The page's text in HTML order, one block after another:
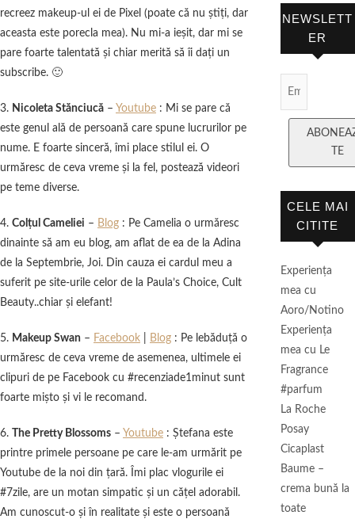
recreez makeup-ul ei de Pixel (poate că nu ştiţi, dar
aceasta este porecla mea). Nu mi-a ieşit, dar mi se
pare foarte talentată şi chiar merită să îi daţi un
subscribe. 🙂
3. Nicoleta Stănciucă – Youtube : Mi se pare că
este genul ală de persoană care spune lucrurilor pe
nume. E foarte sinceră, îmi place stilul ei. O
urmăresc de ceva vreme şi la fel, postează videori
pe teme diverse.
4. Colţul Cameliei – Blog : Pe Camelia o urmăresc
dinainte să am eu blog, am aflat de ea de la Adina
de la Septembrie, Joi. Din cauza ei cardul meu a
suferit pe site-urile celor de la Paula’s Choice, Cult
Beauty..chiar şi elefant!
5. Makeup Swan – Facebook Blog : Pe lebăduţă o
urmăresc de ceva vreme de asemenea, ultimele ei
clipuri de pe Facebook cu #recenziade1minut sunt
foarte mişto şi vi le recomand.
6. The Pretty Blossoms – Youtube : Ştefana este
printre primele persoane pe care le-am urmărit pe
Youtube de la noi din ţară. Îmi plac vlogurile ei
#7zile, are un motan simpatic şi un căţel adorabil.
Am cunoscut-o şi în realitate şi este o persoană
NEWSLETT
ER
TE
CELE MAI
CITITE
Experienţa
mea cu
Aoro/Notino
Experienţa
mea cu Le
Fragrance
#parfum
La Roche
Posay
Cicaplast
Baume –
crema bună la
toate